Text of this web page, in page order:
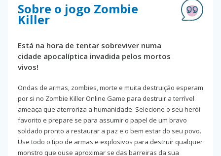
Sobre o jogo Zombie
Killer
Está na hora de tentar sobreviver numa
cidade apocalíptica invadida pelos mortos
vivos!
Ondas de armas, zombies, morte e muita destruição esperam
por si no Zombie Killer Online Game para destruir a terrível
ameaça que aterroriza a humanidade. Selecione o seu herói
favorito e prepare se para assumir o papel de um bravo
soldado pronto a restaurar a paz e o bem estar do seu povo.
Use todo o tipo de armas e explosivos para destruir qualquer
monstro que ouse aproximar se das barreiras da sua